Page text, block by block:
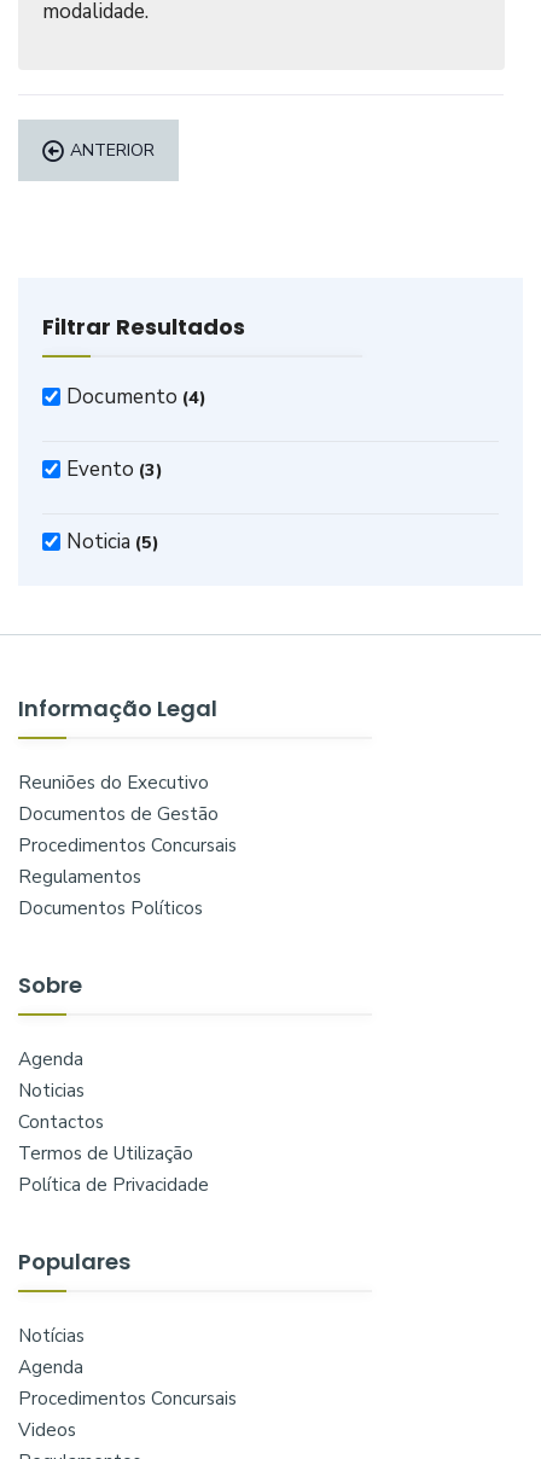
modalidade.
ANTERIOR
Filtrar Resultados
Documento (4)
Evento (3)
Noticia (5)
Informação Legal
Reuniões do Executivo
Documentos de Gestão
Procedimentos Concursais
Regulamentos
Documentos Políticos
Sobre
Agenda
Noticias
Contactos
Termos de Utilização
Política de Privacidade
Populares
Notícias
Agenda
Procedimentos Concursais
Videos